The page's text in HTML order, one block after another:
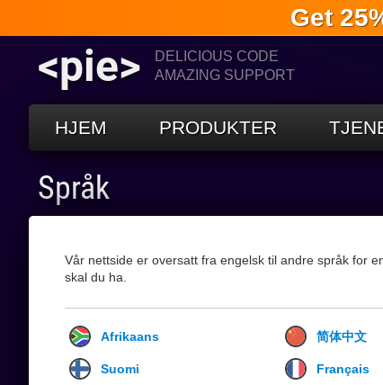
Get
<pie>
DELICIOUS CODE
AMAZING SUPPORT
HJEM PRODUKTER
Språk
Vår nettside er oversatt fra engelsk til andre språk for
skal du ha.
Afrikaans 简体中文
Suomi Français